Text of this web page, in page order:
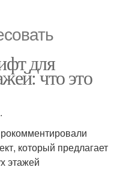
для
что это
который предлагает
этажей